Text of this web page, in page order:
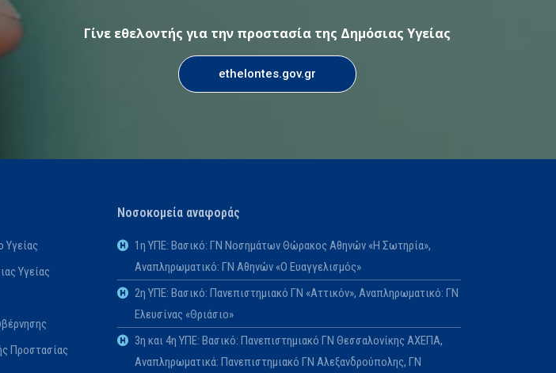
Γίνε εθελοντής για την προστασία της Δημόσιας Υγείας
ethelontes.gov.gr
Υγείας
Υγείας
Προστασίας
Νοσοκομεία αναφοράς
1η ΥΠΕ: Βασικό: ΓΝ Νοσημάτων Θώρακος Αθηνών «Η Σωτηρία»,
Αναπληρωματικό: ΓΝ Αθηνών «Ο Ευαγγελισμός»
2η ΥΠΕ: Βασικό: Πανεπιστημιακό ΓΝ «Αττικόν», Αναπληρωματικό: ΓΝ
Ελευσίνας «Θριάσιο»
3η και 4η ΥΠΕ: Βασικό: Πανεπιστημιακό ΓΝ Θεσσαλονίκης ΑΧΕΠΑ,
Αναπληρωματικά: Πανεπιστημιακό ΓΝ Αλεξανδρούπολης, ΓΝ